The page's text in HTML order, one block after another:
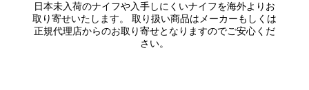
日本未入荷のナイフや入手しにくいナイフを海外よりお
取り寄せいたします。 取り扱い商品はメーカーもしくは
正規代理店からのお取り寄せとなりますのでご安心くだ
さい。